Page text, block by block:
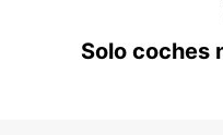
Solo coches